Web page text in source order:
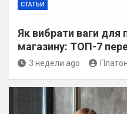
СТАТЬИ
Як вибрати ваги для
магазину: ТОП-7
3 недели ago Платон